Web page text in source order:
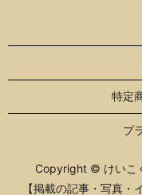
特定
プ
Copyright © けいこ
【掲載の記事・写真